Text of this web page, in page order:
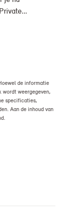
van de
de informatie
weergegeven,
specificaties,
Aan de inhoud van